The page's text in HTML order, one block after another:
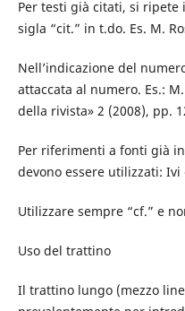
Per testi già citati, si
sigla “cit.” in t.do. Es. M.
Nell’indicazione del
attaccata al numero. Es.: M.
della rivista» 2 (2008), pp.
Per riferimenti a fonti già
devono essere utilizzati: Ivi
Utilizzare sempre “cf.” e
Uso del trattino
Il trattino lungo (mezzo